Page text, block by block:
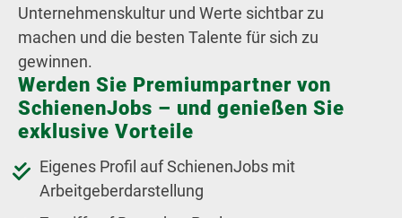
Unternehmenskultur und Werte sichtbar zu
machen und die besten Talente für sich zu
gewinnen.
Werden Sie Premiumpartner von
SchienenJobs – und genießen Sie
exklusive Vorteile
Eigenes Profil auf SchienenJobs mit
Arbeitgeberdarstellung